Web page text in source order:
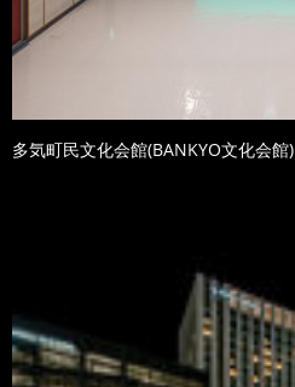
多気町民文化会館(BANKYO文化会館)